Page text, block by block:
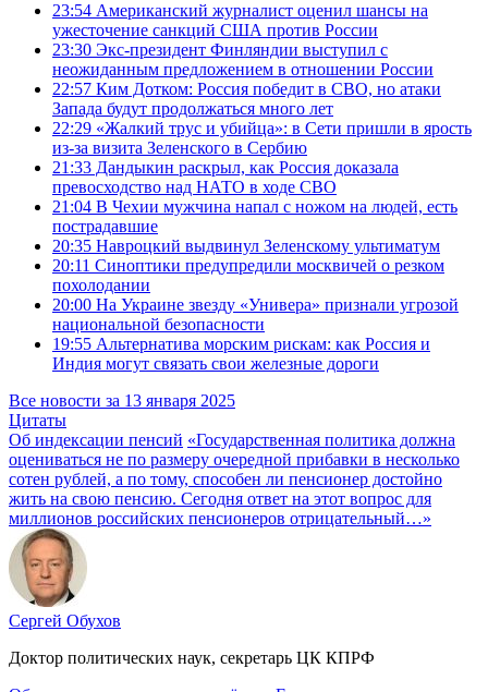
23:54 Американский журналист оценил шансы на
ужесточение санкций США против России
23:30 Экс-президент Финляндии выступил с
неожиданным предложением в отношении России
22:57 Ким Дотком: Россия победит в СВО, но атаки
Запада будут продолжаться много лет
22:29 «Жалкий трус и убийца»: в Сети пришли в ярость
из-за визита Зеленского в Сербию
21:33 Дандыкин раскрыл, как Россия доказала
превосходство над НАТО в ходе СВО
21:04 В Чехии мужчина напал с ножом на людей, есть
пострадавшие
20:35 Навроцкий выдвинул Зеленскому ультиматум
20:11 Синоптики предупредили москвичей о резком
похолодании
20:00 На Украине звезду «Универа» признали угрозой
национальной безопасности
19:55 Альтернатива морским рискам: как Россия и
Индия могут связать свои железные дороги
Все новости за 13 января 2025
Цитаты
Об индексации пенсий «Государственная политика должна
оцениваться не по размеру очередной прибавки в несколько
сотен рублей, а по тому, способен ли пенсионер достойно
жить на свою пенсию. Сегодня ответ на этот вопрос для
миллионов российских пенсионеров отрицательный…»
Сергей Обухов
Доктор политических наук, секретарь ЦК КПРФ